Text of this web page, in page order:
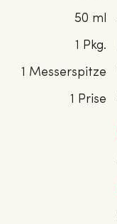
50 ml
1 Pkg.
1 Messerspitze
1 Prise